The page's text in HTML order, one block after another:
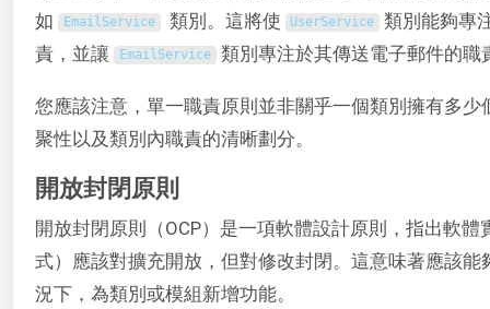
如
EmailService 類別。這將使 UserService
類別能夠專
責，並讓
EmailService 類別專注於其傳送電子郵件的職
您應該注意，單一職責原則並非關乎一個類別擁有多
聚性以及類別內職責的清晰劃分。
開放封閉原則
開放封閉原則（OCP）是一項軟體設計原則，指出軟
式）應該對擴充開放，但對修改封閉。這意味著應該
況下，為類別或模組新增功能。